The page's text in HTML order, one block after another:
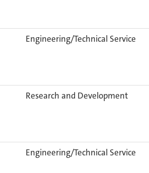
Engineering/Technical Service
Research and Development
Engineering/Technical Service